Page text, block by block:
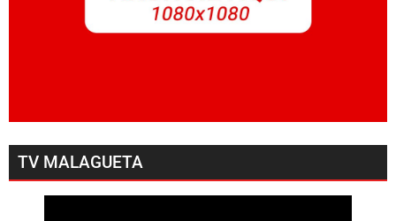
TV MALAGUETA